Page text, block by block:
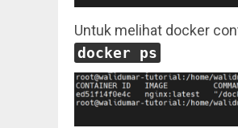
Untuk melihat docker
docker ps